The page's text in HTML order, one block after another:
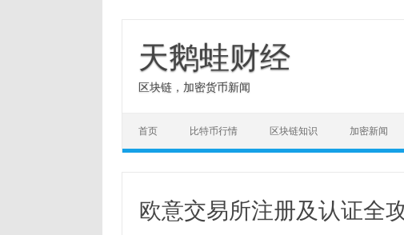
content
天鹅蛙财经
区块链，加密货币新闻
首页 比特币行情 区块链知识 加密新闻
欧意交易所注册及认证全